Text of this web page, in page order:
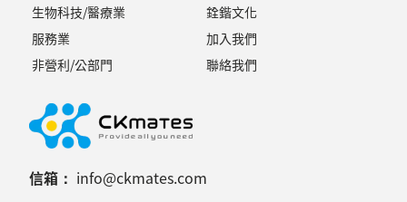
生物科技/醫療業
服務業
非營利/公部門
銓鍇文化
加入我們
聯絡我們
信箱： info@ckmates.com